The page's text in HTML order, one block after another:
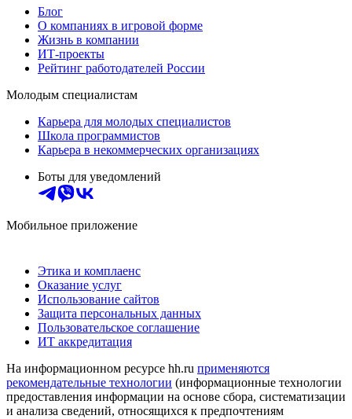
Блог
О компаниях в игровой форме
Жизнь в компании
ИТ-проекты
Рейтинг работодателей России
Молодым специалистам
Карьера для молодых специалистов
Школа программистов
Карьера в некоммерческих организациях
Боты для уведомлений
Мобильное приложение
Этика и комплаенс
Оказание услуг
Использование сайтов
Защита персональных данных
Пользовательское соглашение
ИТ аккредитация
На информационном ресурсе hh.ru применяются
рекомендательные технологии (информационные технологии
предоставления информации на основе сбора, систематизации
и анализа сведений, относящихся к предпочтениям